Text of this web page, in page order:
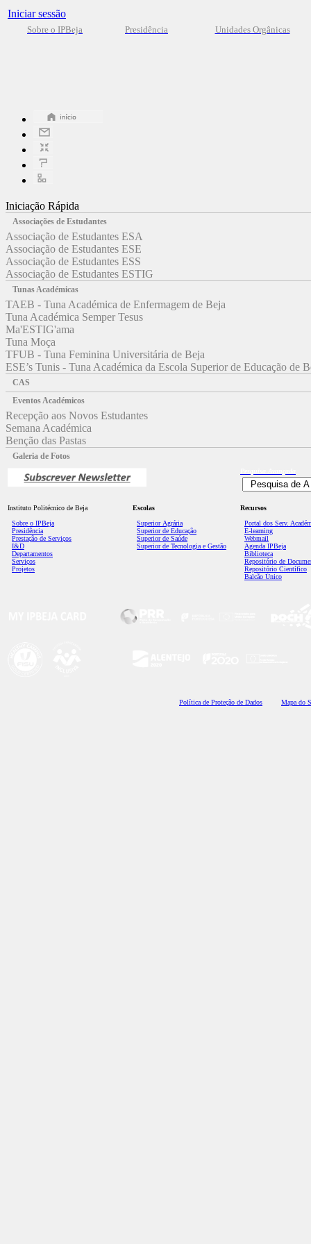
Iniciar sessão
Sobre o IPBeja Presidência Unidades Orgânicas
Iniciação Rápida
Associações de Estudantes
Associação de Estudantes ESA
Associação de Estudantes ESE
Associação de Estudantes ESS
Associação de Estudantes ESTIG
Tunas Académicas
TAEB - Tuna Académica de Enfermagem de Beja
Tuna Académica Semper Tesus
Ma'ESTIG'ama
Tuna Moça
TFUB - Tuna Feminina Universitária de Beja
ESE’s Tunis - Tuna Académica da Escola Superior de Educação de
CAS
Eventos Académicos
Recepção aos Novos Estudantes
Semana Académica
Benção das Pastas
Galeria de Fotos
Instituto Politécnico de Beja
Sobre o IPBeja
Presidência
Prestação de Serviços
I&D
Departamentos
Serviços
Projetos
Escolas
Superior Agrária
Superior de Educação
Superior de Saúde
Superior de Tecnologia e Gestão
Recursos
Portal dos Serv.
E-learning
Webmail
Agenda IPBeja
Biblioteca
Repositório de
Repositório Científico
Balcão Único
Política de Proteção de Dados Mapa do